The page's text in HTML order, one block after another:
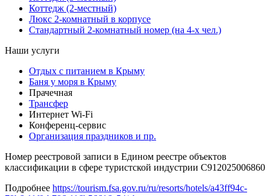
Коттедж (2-местный)
Люкс 2-комнатный в корпусе
Cтандартный 2-комнатный номер (на 4-х чел.)
Наши услуги
Отдых с питанием в Крыму
Баня у моря в Крыму
Прачечная
Трансфер
Интернет Wi-Fi
Конференц-сервис
Организация праздников и пр.
Номер реестровой записи в Едином реестре объектов
классификации в сфере туристской индустрии С912025006860
Подробнее https://tourism.fsa.gov.ru/ru/resorts/hotels/a43ff94c-